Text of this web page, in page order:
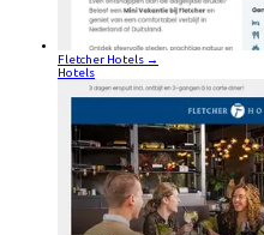
Fletcher Hotels →
Hotels